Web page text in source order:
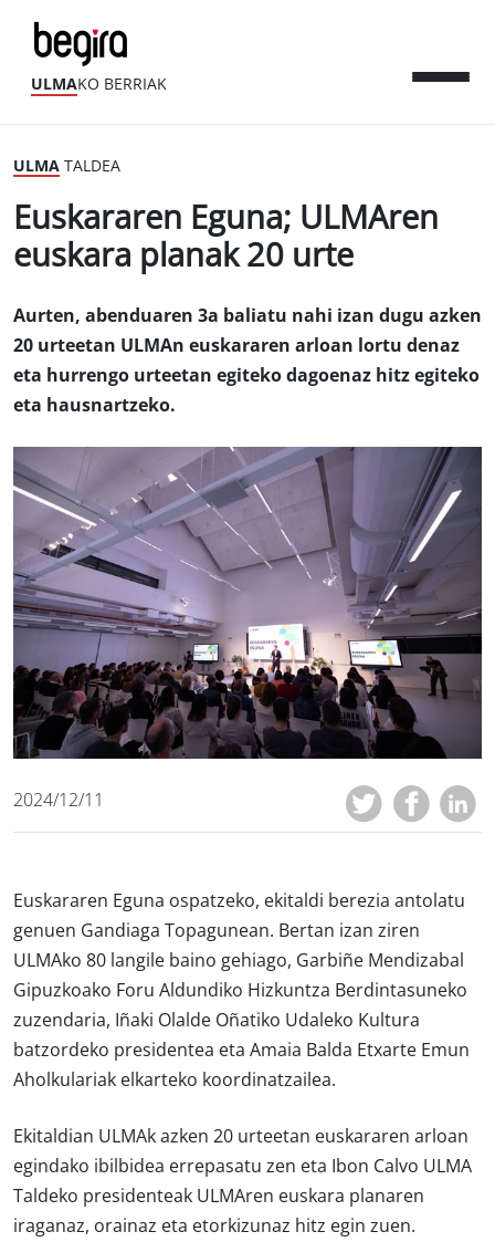
ULMAKO BERRIAK
ULMA TALDEA
Euskararen Eguna; ULMAren
euskara planak 20 urte
Aurten, abenduaren 3a baliatu nahi izan dugu azken
20 urteetan ULMAn euskararen arloan lortu denaz
eta hurrengo urteetan egiteko dagoenaz hitz egiteko
eta hausnartzeko.
2024/12/11
Euskararen Eguna ospatzeko, ekitaldi berezia antolatu
genuen Gandiaga Topagunean. Bertan izan ziren
ULMAko 80 langile baino gehiago, Garbiñe Mendizabal
Gipuzkoako Foru Aldundiko Hizkuntza Berdintasuneko
zuzendaria, Iñaki Olalde Oñatiko Udaleko Kultura
batzordeko presidentea eta Amaia Balda Etxarte Emun
Aholkulariak elkarteko koordinatzailea.
Ekitaldian ULMAk azken 20 urteetan euskararen arloan
egindako ibilbidea errepasatu zen eta Ibon Calvo ULMA
Taldeko presidenteak ULMAren euskara planaren
iraganaz, orainaz eta etorkizunaz hitz egin zuen.